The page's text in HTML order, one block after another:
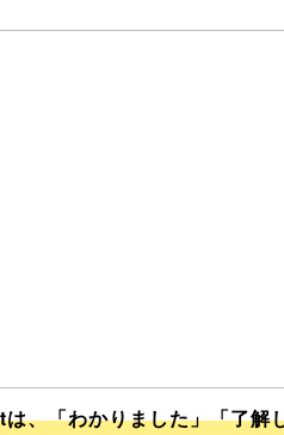
、「わかりました」「了解